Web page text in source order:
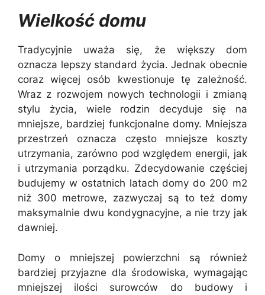
Wielkość domu
Tradycyjnie uważa się, że większy dom
oznacza lepszy standard życia. Jednak obecnie
coraz więcej osób kwestionuje tę zależność.
Wraz z rozwojem nowych technologii i zmianą
stylu życia, wiele rodzin decyduje się na
mniejsze, bardziej funkcjonalne domy. Mniejsza
przestrzeń oznacza często mniejsze koszty
utrzymania, zarówno pod względem energii, jak
i utrzymania porządku. Zdecydowanie częściej
budujemy w ostatnich latach domy do 200 m2
niż 300 metrowe, zazwyczaj są to też domy
maksymalnie dwu kondygnacyjne, a nie trzy jak
dawniej.
Domy o mniejszej powierzchni są również
bardziej przyjazne dla środowiska, wymagając
mniejszej ilości surowców do budowy i